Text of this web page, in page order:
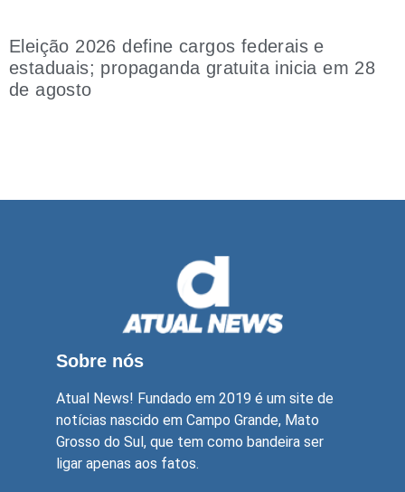
Eleição 2026 define cargos federais e
estaduais; propaganda gratuita inicia em 28
de agosto
Sobre nós
Atual News! Fundado em 2019 é um site de
notícias nascido em Campo Grande, Mato
Grosso do Sul, que tem como bandeira ser
ligar apenas aos fatos.